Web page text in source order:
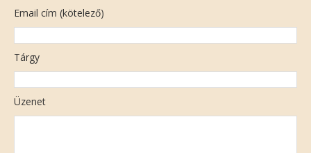
Email cím (kötelező)
Tárgy
Üzenet